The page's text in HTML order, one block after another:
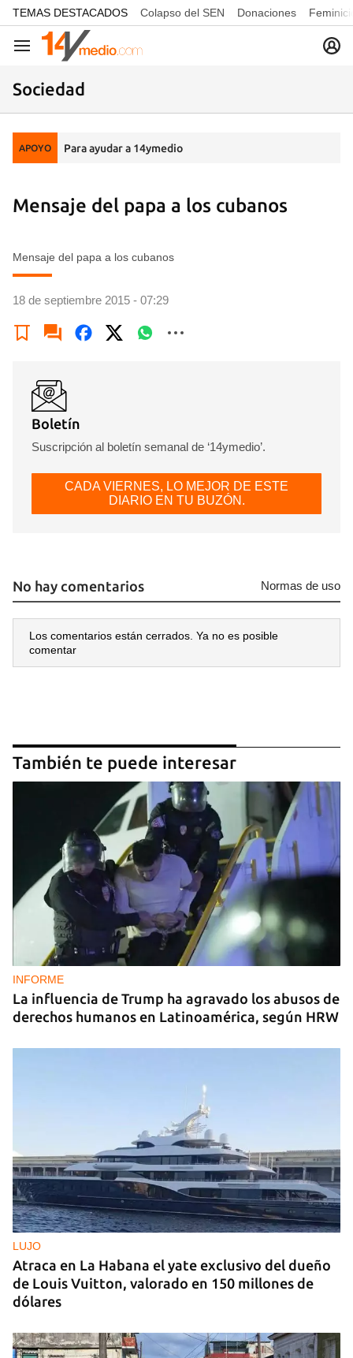
common.go-to-content
TEMAS DESTACADOS Colapso del SEN Donaciones
Navegación
Sociedad
APOYO Para ayudar a 14ymedio
Mensaje del papa a los cubanos
Mensaje del papa a los cubanos
18 de septiembre 2015 - 07:29
Guardar como favorito
Boletín
Suscripción al boletín semanal de ‘14ymedio’.
CADA VIERNES, LO MEJOR DE ESTE
DIARIO EN TU BUZÓN.
No hay comentarios Normas de uso
Los comentarios están cerrados. Ya no es posible
comentar
También te puede interesar
INFORME
La influencia de Trump ha agravado los abusos de
derechos humanos en Latinoamérica, según HRW
LUJO
Atraca en La Habana el yate exclusivo del dueño
de Louis Vuitton, valorado en 150 millones de
dólares